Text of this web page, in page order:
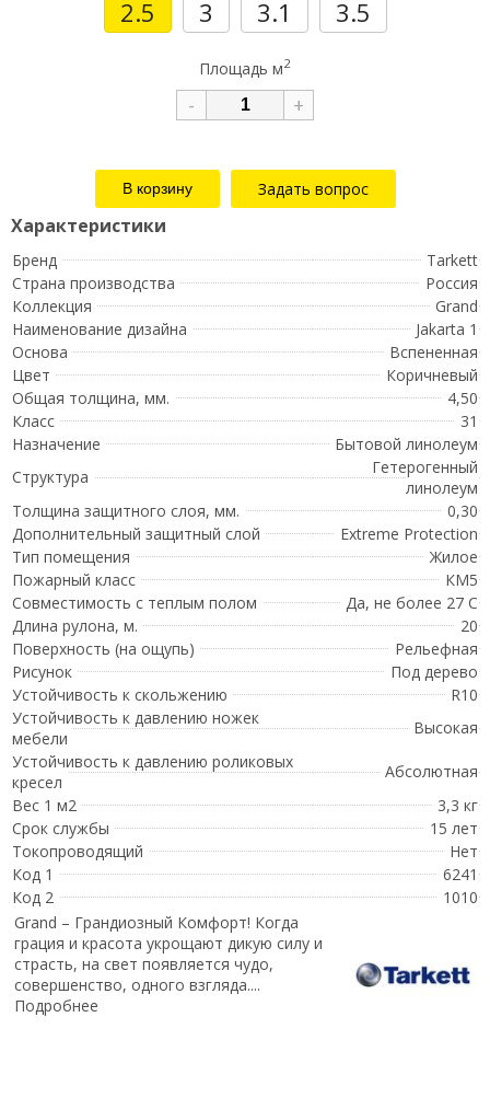
2.5 3 3.1 3.5
Площадь м2
- +
Задать вопрос
Бренд
Tarkett
Страна производства
Россия
Коллекция
Grand
Наименование дизайна
Jakarta 1
Основа
Вспененная
Цвет
Коричневый
Общая толщина, мм.
4,50
Класс
31
Назначение
Бытовой линолеум
Структура
Гетерогенный
линолеум
Толщина защитного слоя, мм.
0,30
Дополнительный защитный слой
Extreme Protection
Тип помещения
Жилое
Пожарный класс
КМ5
Совместимость с теплым полом
Да, не более 27 С
Длина рулона, м.
20
Поверхность (на ощупь)
Рельефная
Рисунок
Под дерево
Устойчивость к скольжению
R10
Устойчивость к давлению ножек
мебели
Высокая
Устойчивость к давлению роликовых
кресел
Абсолютная
Вес 1 м2
3,3 кг
Срок службы
15 лет
Токопроводящий
Нет
Код 1
6241
Код 2
1010
Grand – Грандиозный Комфорт! Когда
грация и красота укрощают дикую силу и
страсть, на свет появляется чудо,
совершенство, одного взгляда....
Подробнее